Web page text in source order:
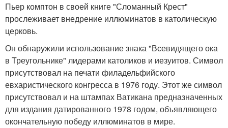
Пьер комптон в своей книге "Сломанный Крест"
прослеживает внедрение иллюминатов в католическую
церковь.
Он обнаружили использование знака "Всевидящего ока
в Треугольнике" лидерами католиков и иезуитов. Символ
присутствовал на печати филадельфийского
евхаристического конгресса в 1976 году. Этот же символ
присутствовал и на штампах Ватикана предназначенных
для издания датированного 1978 годом, объявляющего
окончательную победу иллюминатов в мире.